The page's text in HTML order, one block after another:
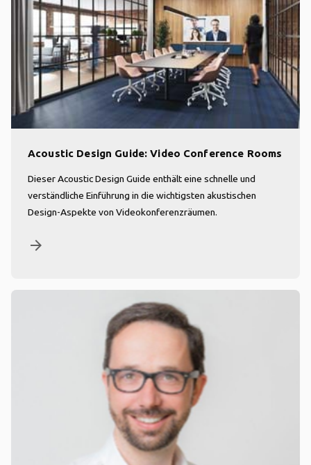
Acoustic Design Guide: Video Conference Rooms
Dieser Acoustic Design Guide enthält eine schnelle und
verständliche Einführung in die wichtigsten akustischen
Design-Aspekte von Videokonferenzräumen.
arrow_forward